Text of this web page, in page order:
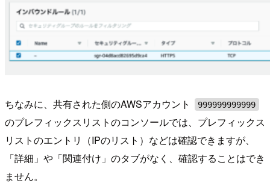
ちなみに、共有された側のAWSアカウント 999999999999
のプレフィックスリストのコンソールでは、プレフィックス
リストのエントリ（IPのリスト）などは確認できますが、
「詳細」や「関連付け」のタブがなく、確認することはでき
ません。